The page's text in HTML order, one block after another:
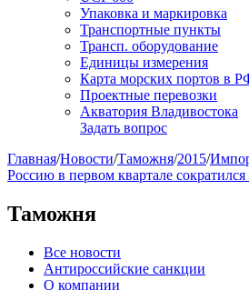
Упаковка и маркировка
Транспортные пункты
Трансп. оборудование
Единицы измерения
Карта морских портов в
Проектные перевозки
Акватория Владивостока
Задать вопрос
Главная/Новости/Таможня/2015/
Россию в первом квартале сократился
Таможня
Все новости
Антироссийские санкции
О компании